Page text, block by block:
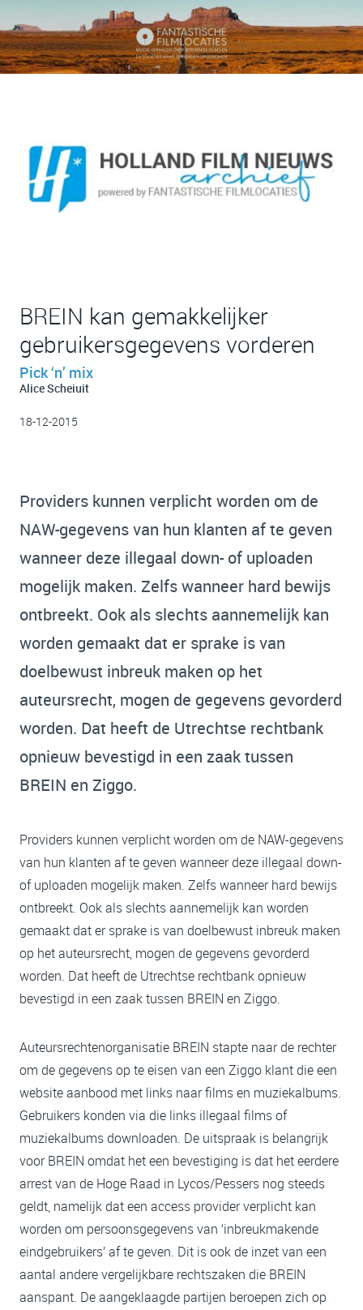
BREIN kan gemakkelijker
gebruikersgegevens vorderen
Pick ‘n’ mix
Alice Scheiuit
18-12-2015
Providers kunnen verplicht worden om de
NAW-gegevens van hun klanten af te geven
wanneer deze illegaal down- of uploaden
mogelijk maken. Zelfs wanneer hard bewijs
ontbreekt. Ook als slechts aannemelijk kan
worden gemaakt dat er sprake is van
doelbewust inbreuk maken op het
auteursrecht, mogen de gegevens gevorderd
worden. Dat heeft de Utrechtse rechtbank
opnieuw bevestigd in een zaak tussen
BREIN en Ziggo.
Providers kunnen verplicht worden om de NAW-gegevens
van hun klanten af te geven wanneer deze illegaal down-
of uploaden mogelijk maken. Zelfs wanneer hard bewijs
ontbreekt. Ook als slechts aannemelijk kan worden
gemaakt dat er sprake is van doelbewust inbreuk maken
op het auteursrecht, mogen de gegevens gevorderd
worden. Dat heeft de Utrechtse rechtbank opnieuw
bevestigd in een zaak tussen BREIN en Ziggo.
Auteursrechtenorganisatie BREIN stapte naar de rechter
om de gegevens op te eisen van een Ziggo klant die een
website aanbood met links naar films en muziekalbums.
Gebruikers konden via die links illegaal films of
muziekalbums downloaden. De uitspraak is belangrijk
voor BREIN omdat het een bevestiging is dat het eerdere
arrest van de Hoge Raad in Lycos/Pessers nog steeds
geldt, namelijk dat een access provider verplicht kan
worden om persoonsgegevens van ‘inbreukmakende
eindgebruikers’ af te geven. Dit is ook de inzet van een
aantal andere vergelijkbare rechtszaken die BREIN
aanspant. De aangeklaagde partijen beroepen zich op